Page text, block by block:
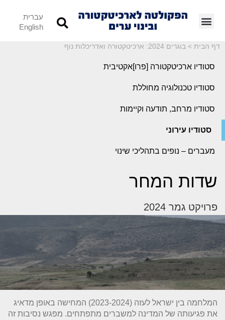
עברית
English
דף הבית > בוגרים 2024: ארכיטקטורה ואדריכלות נוף
סטודיו ארכיטקטורה [פרו]אקטיבית
סטודיו טכנולוגיה מחוללת
סטודיו מרחב, תודעה וקיימות
סטודיו עירוני
מעברים – נופים בתהליכי שינוי
שדות המחר
פרויקט גמר 2024
המלחמה בין ישראל לעזה (2023-2024) המחישה באופן מדאיג
את פגיעותה של המדינה למשברים מתפתחים. מפגש נסיבות זה